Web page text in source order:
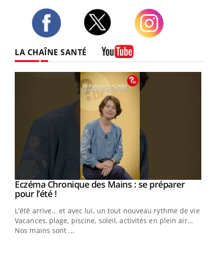
LA CHAÎNE SANTÉ
Youtube
Eczéma Chronique des Mains : se préparer
pour l’été !Youtube
L'été arrive… et avec lui, un tout nouveau rythme de vie !
Vacances, plage, piscine, soleil, activités en plein air…
Nos mains sont ...